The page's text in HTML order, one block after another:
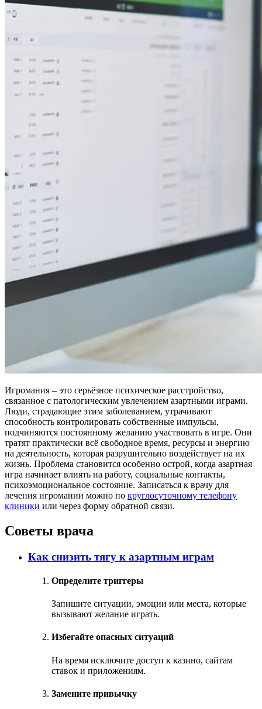
Игромания – это серьёзное психическое расстройство,
связанное с патологическим увлечением азартными играми.
Люди, страдающие этим заболеванием, утрачивают
способность контролировать собственные импульсы,
подчиняются постоянному желанию участвовать в игре. Они
тратят практически всё свободное время, ресурсы и энергию
на деятельность, которая разрушительно воздействует на их
жизнь. Проблема становится особенно острой, когда азартная
игра начинает влиять на работу, социальные контакты,
психоэмоциональное состояние. Записаться к врачу для
лечения игромании можно по круглосуточному телефону
клиники или через форму обратной связи.
Советы врача
Как снизить тягу к азартным играм
Определите триггеры
Запишите ситуации, эмоции или места, которые
вызывают желание играть.
Избегайте опасных ситуаций
На время исключите доступ к казино, сайтам
ставок и приложениям.
Замените привычку